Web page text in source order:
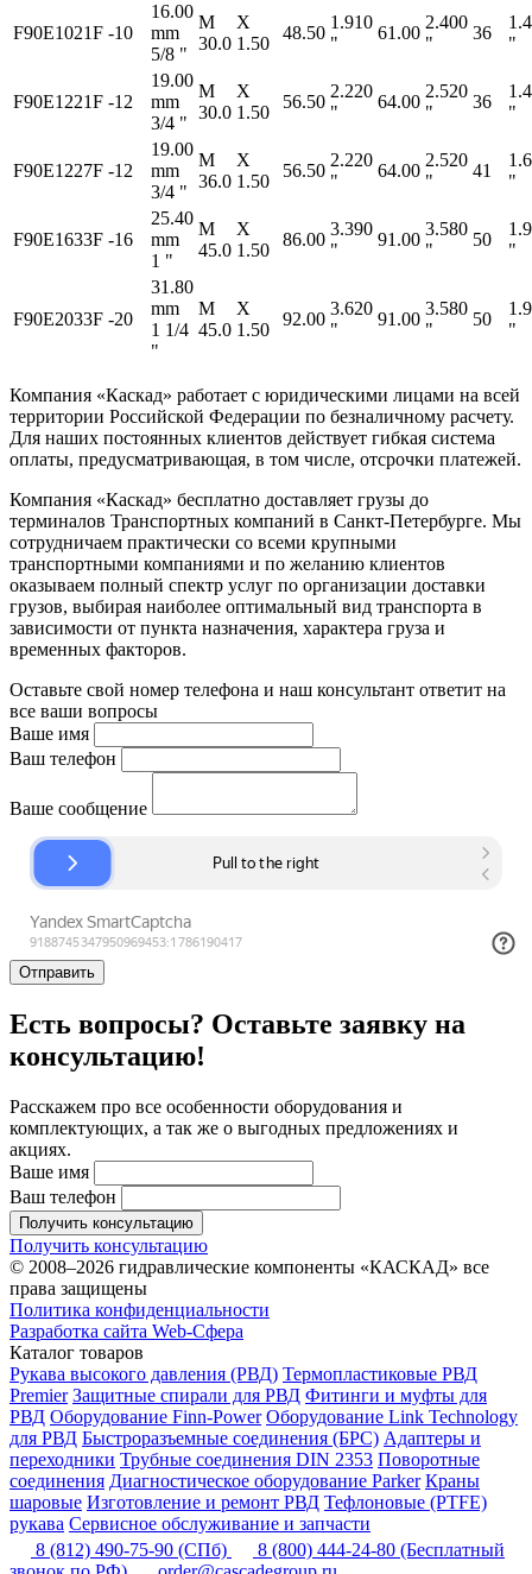
F90E1021F -10
16.00
mm
5/8 "
M
30.0
X
1.50
48.50
1.910
"
61.00
2.400
"
36
"
F90E1221F -12
19.00
mm
3/4 "
M
30.0
X
1.50
56.50
2.220
"
64.00
2.520
"
36
"
F90E1227F -12
19.00
mm
3/4 "
M
36.0
X
1.50
56.50
2.220
"
64.00
2.520
"
41
"
F90E1633F -16
25.40
mm
1 "
M
45.0
X
1.50
86.00
3.390
"
91.00
3.580
"
50
"
F90E2033F -20
31.80
mm
1 1/4
"
M
45.0
X
1.50
92.00
3.620
"
91.00
3.580
"
50
"
Компания «Каскад» работает с юридическими лицами на всей
территории Российской Федерации по безналичному расчету.
Для наших постоянных клиентов действует гибкая система
оплаты, предусматривающая, в том числе, отсрочки платежей.
Компания «Каскад» бесплатно доставляет грузы до
терминалов Транспортных компаний в Санкт-Петербурге. Мы
сотрудничаем практически со всеми крупными
транспортными компаниями и по желанию клиентов
оказываем полный спектр услуг по организации доставки
грузов, выбирая наиболее оптимальный вид транспорта в
зависимости от пункта назначения, характера груза и
временных факторов.
Оставьте свой номер телефона и наш консультант ответит на
все ваши вопросы
Ваше имя
Ваш телефон
Ваше сообщение
Отправить
Есть вопросы? Оставьте заявку на
консультацию!
Расскажем про все особенности оборудования и
комплектующих, а так же о выгодных предложениях и
акциях.
Ваше имя
Ваш телефон
Получить консультацию
Получить консультацию
© 2008–2026 гидравлические компоненты «КАСКАД» все
права защищены
Политика конфиденциальности
Разработка сайта Web-Сфера
Каталог товаров
Рукава высокого давления (РВД) Термопластиковые РВД
Premier Защитные спирали для РВД Фитинги и муфты для
РВД Оборудование Finn-Power Оборудование Link Technology
для РВД Быстроразъемные соединения (БРС) Адаптеры и
переходники Трубные соединения DIN 2353 Поворотные
соединения Диагностическое оборудование Parker Краны
шаровые Изготовление и ремонт РВД Тефлоновые (PTFE)
рукава Сервисное обслуживание и запчасти
8 (812) 490-75-90 (СПб) 8 (800) 444-24-80 (Бесплатный